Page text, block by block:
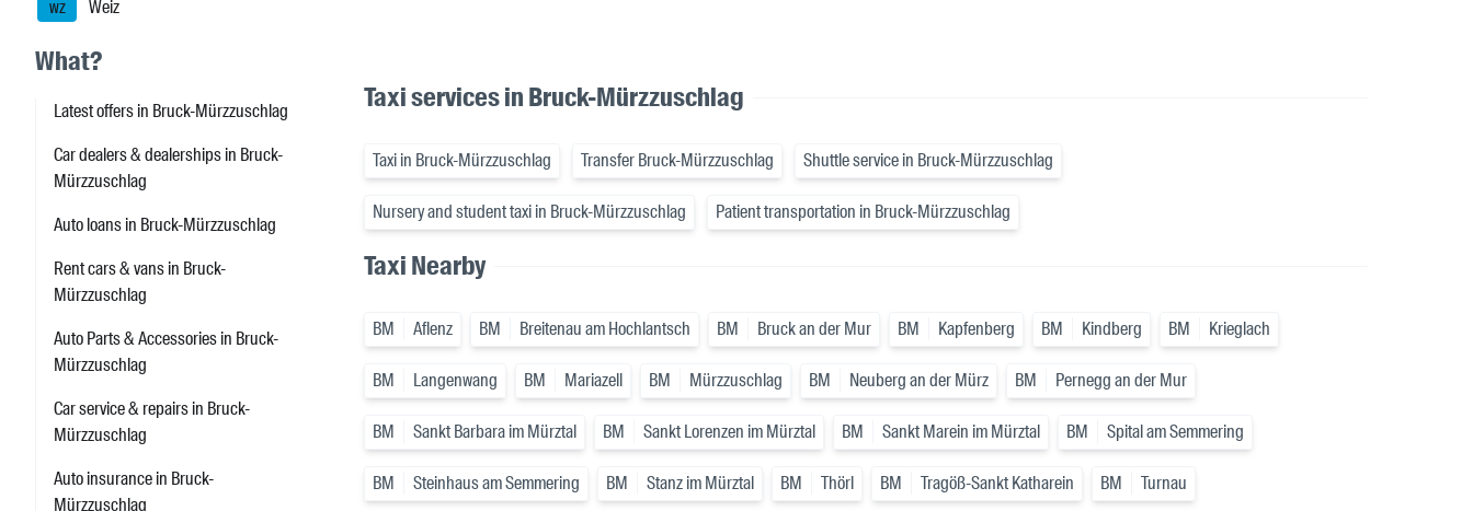
WZ Weiz
What?
Latest offers in Bruck-Mürzzuschlag
Car dealers & dealerships in Bruck-
Mürzzuschlag
Auto loans in Bruck-Mürzzuschlag
Rent cars & vans in Bruck-
Mürzzuschlag
Auto Parts & Accessories in Bruck-
Mürzzuschlag
Car service & repairs in Bruck-
Mürzzuschlag
Auto insurance in Bruck-
Mürzzuschlag
Taxi services in Bruck-Mürzzuschlag
Taxi in Bruck-Mürzzuschlag Transfer Bruck-Mürzzuschlag Shuttle service in Bruck-Mürzzuschlag
Nursery and student taxi in Bruck-Mürzzuschlag Patient transportation in Bruck-Mürzzuschlag
Taxi Nearby
BM Aflenz BM Breitenau am Hochlantsch BM Bruck an der Mur BM Kapfenberg BM Kindberg BM Krieglach
BM Langenwang BM Mariazell BM Mürzzuschlag BM Neuberg an der Mürz BM Pernegg an der Mur
BM Sankt Barbara im Mürztal BM Sankt Lorenzen im Mürztal BM Sankt Marein im Mürztal BM Spital am Semmering
BM Steinhaus am Semmering BM Stanz im Mürztal BM Thörl BM Tragöß-Sankt Katharein BM Turnau